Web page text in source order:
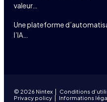
valeur…
Une plateforme
l’IA…
© 2026 Nintex
Conditions
Privacy policy
Informations